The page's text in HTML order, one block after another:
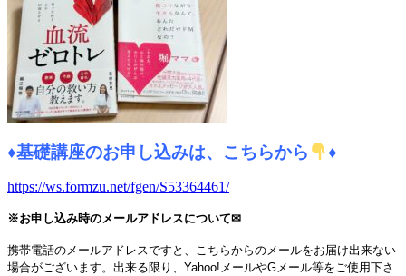
♦基礎講座のお申し込みは、こちらから ♦
https://ws.formzu.net/fgen/S53364461/
※お申し込み時のメールアドレスについて✉
携帯電話のメールアドレスですと、こちらからのメールをお届け出来ない
場合がございます。 出来る限り、Yahoo!メールやGメール等をご使用下さ